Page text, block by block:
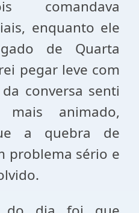
comandava
enquanto ele
de Quarta
pegar leve com
conversa senti
animado,
a quebra de
problema sério e